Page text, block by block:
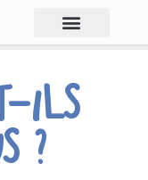
ILS
?